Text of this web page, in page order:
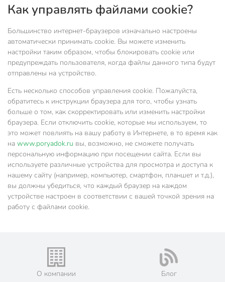
Как управлять файлами cookie?
Большинство интернет-браузеров изначально настроены
автоматически принимать cookie. Вы можете изменить
настройки таким образом, чтобы блокировать cookie или
предупреждать пользователя, когда файлы данного типа будут
отправлены на устройство.
Есть несколько способов управления cookie. Пожалуйста,
обратитесь к инструкции браузера для того, чтобы узнать
больше о том, как скорректировать или изменить настройки
браузера. Если отключить cookie, которые мы используем, то
это может повлиять на вашу работу в Интернете, в то время как
на www.poryadok.ru вы, возможно, не сможете получать
персональную информацию при посещении сайта. Если вы
используете различные устройства для просмотра и доступа к
нашему сайту (например, компьютер, смартфон, планшет и т.д.),
вы должны убедиться, что каждый браузер на каждом
устройстве настроен в соответствии с вашей точкой зрения на
работу с файлами cookie.
О компании Блог